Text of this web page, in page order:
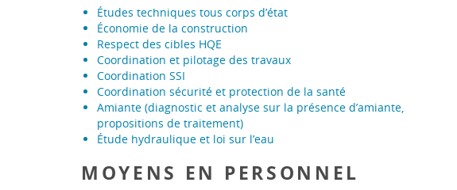
Études techniques tous corps d’état
Économie de la construction
Respect des cibles HQE
Coordination et pilotage des travaux
Coordination SSI
Coordination sécurité et protection de la santé
Amiante (diagnostic et analyse sur la présence d’amiante,
propositions de traitement)
Étude hydraulique et loi sur l’eau
MOYENS EN PERSONNEL